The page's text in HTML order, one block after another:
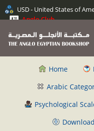
USD - United States of
Anglo Club
Home
Arabic
Psychological